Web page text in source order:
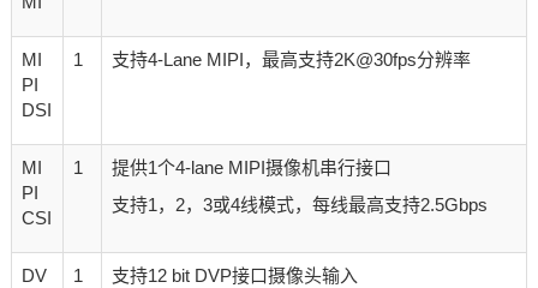
MI
PI
DSI
1 支持4-Lane MIPI，最高支持2K@30fps分辨率
MI
PI
CSI
1
提供1个4-lane MIPI摄像机串行接口
支持1，2，3或4线模式，每线最高支持2.5Gbps
DV
1 支持12 bit DVP接口摄像头输入